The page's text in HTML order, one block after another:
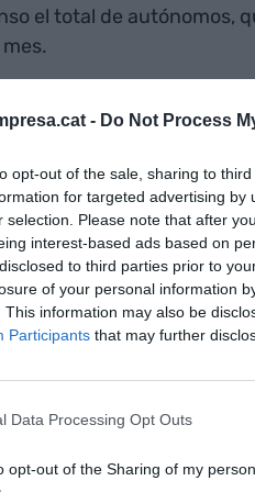
- Do Not Process
opt-out of the sale, sharing to
for targeted advertising
selection. Please note that after
interest-based ads based on
to third parties prior to
of your personal information
This information may also be
Participants that may further
Data Processing Opt Outs
opt-out of the Sharing of my
el total de autónomos,
son los territorios
mientras que, más
posiciones del ranking
se ha notado en
59). En el sector
un incremento de
personas
rompió la dinámica
El incremento es más
En cuanto al
mes de 2023 con